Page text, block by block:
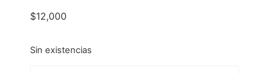
$12,000
Sin existencias